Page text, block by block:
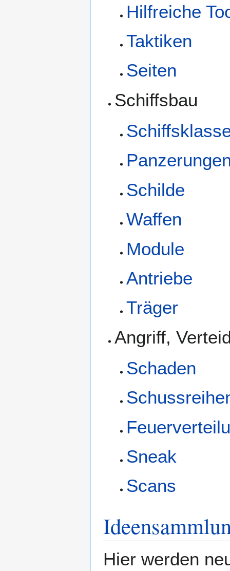
Hilfreiche
Taktiken
Seiten
Schiffsbau
Schilde
Waffen
Module
Antriebe
Träger
Angriff,
Schaden
Sneak
Scans
Hier werden